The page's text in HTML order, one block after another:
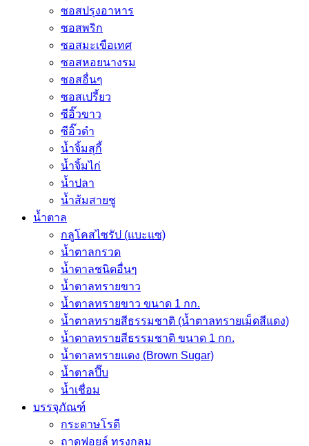
ซอสปรุงอาหาร
ซอสพริก
ซอสมะเขือเทศ
ซอสหอยนางรม
ซอสอื่นๆ
ซอสเปรี้ยว
ซีอิ๊วขาว
ซีอิ๊วดำ
น้ำจิ้มสุกี้
น้ำจิ้มไก่
น้ำปลา
น้ำส้มสายชู
น้ำตาล
กลูโคสไซรัป (แบะแซ)
น้ำตาลกรวด
น้ำตาลชนิดอื่นๆ
น้ำตาลทรายขาว
น้ำตาลทรายขาว ขนาด 1 กก.
น้ำตาลทรายสีธรรมชาติ (น้ำตาลทรายเม็ดสีแดง)
น้ำตาลทรายสีธรรมชาติ ขนาด 1 กก.
น้ำตาลทรายแดง (Brown Sugar)
น้ำตาลปี๊บ
น้ำเชื่อม
บรรจุภัณฑ์
กระดาษโรตี
ถาดฟอยล์ ทรงกลม